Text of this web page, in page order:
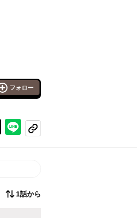
フォロー
Xで投稿するラインでシェアする
コピーする
1話から